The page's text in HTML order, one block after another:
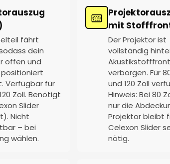
fährt
dein
offen und
Verfügbar für
Zoll. Benötigt
Slider
Nicht
– bei
wählen.
mit
Der Projektor ist
vollständig
Akustikstofffront
verborgen. Für
und 120 Zoll
Hinweis: Bei 80
nur die
Projektor bleibt
Celexon Slider
nötig.